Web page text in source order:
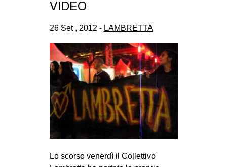
CINEMA
MANIFESTI
MUSICA
RECENSIONI
INTERNAZIONALE
VIDEO
26 Set , 2012 - LAMBRETTA
Lo scorso venerdì il Collettivo